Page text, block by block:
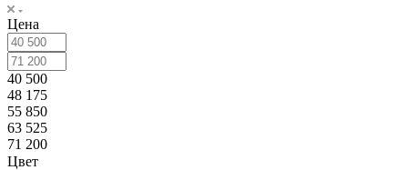
Цена
40 500
48 175
55 850
63 525
71 200
Цвет